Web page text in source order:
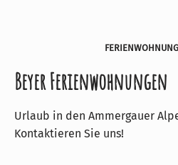
Beyer Ferienwohnungen
Urlaub in den Ammergauer
Kontaktieren Sie uns!